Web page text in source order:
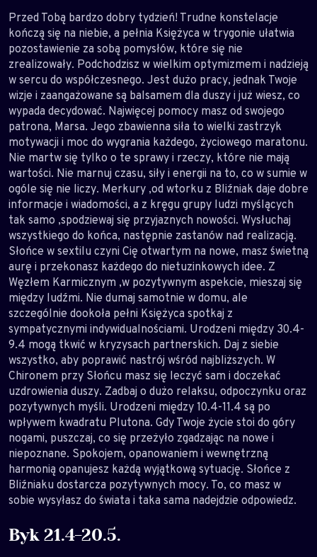
Przed Tobą bardzo dobry tydzień! Trudne konstelacje
kończą się na niebie, a pełnia Księżyca w trygonie ułatwia
pozostawienie za sobą pomysłów, które się nie
zrealizowały. Podchodzisz w wielkim optymizmem i nadzieją
w sercu do współczesnego. Jest dużo pracy, jednak Twoje
wizje i zaangażowane są balsamem dla duszy i już wiesz, co
wypada decydować. Najwięcej pomocy masz od swojego
patrona, Marsa. Jego zbawienna siła to wielki zastrzyk
motywacji i moc do wygrania każdego, życiowego maratonu.
Nie martw się tylko o te sprawy i rzeczy, które nie mają
wartości. Nie marnuj czasu, siły i energii na to, co w sumie w
ogóle się nie liczy. Merkury ,od wtorku z Bliźniak daje dobre
informacje i wiadomości, a z kręgu grupy ludzi myślących
tak samo ,spodziewaj się przyjaznych nowości. Wysłuchaj
wszystkiego do końca, następnie zastanów nad realizacją.
Słońce w sextilu czyni Cię otwartym na nowe, masz świetną
aurę i przekonasz każdego do nietuzinkowych idee. Z
Węzłem Karmicznym ,w pozytywnym aspekcie, mieszaj się
między ludźmi. Nie dumaj samotnie w domu, ale
szczególnie dookoła pełni Księżyca spotkaj z
sympatycznymi indywidualnościami. Urodzeni między 30.4-
9.4 mogą tkwić w kryzysach partnerskich. Daj z siebie
wszystko, aby poprawić nastrój wśród najbliższych. W
Chironem przy Słońcu masz się leczyć sam i doczekać
uzdrowienia duszy. Zadbaj o dużo relaksu, odpoczynku oraz
pozytywnych myśli. Urodzeni między 10.4-11.4 są po
wpływem kwadratu Plutona. Gdy Twoje życie stoi do góry
nogami, puszczaj, co się przeżyło zgadzając na nowe i
niepoznane. Spokojem, opanowaniem i wewnętrzną
harmonią opanujesz każdą wyjątkową sytuację. Słońce z
Bliźniaku dostarcza pozytywnych mocy. To, co masz w
sobie wysyłasz do świata i taka sama nadejdzie odpowiedz.
Byk 21.4-20.5.